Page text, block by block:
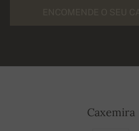
Caxemira